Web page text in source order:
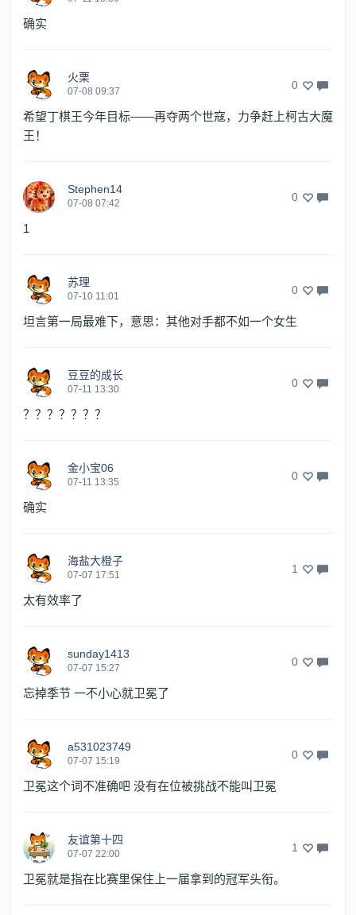
确实
火栗
07-08 09:37 0
希望丁棋王今年目标——再夺两个世寇，力争赶上柯古大魔
王！
Stephen14
07-08 07:42 0
1
苏理
07-10 11:01 0
坦言第一局最难下，意思：其他对手都不如一个女生
豆豆的成长
07-11 13:30 0
？？？？？？？
金小宝06
07-11 13:35 0
确实
海盐大橙子
07-07 17:51 1
太有效率了
sunday1413
07-07 15:27 0
忘掉季节 一不小心就卫冕了
a531023749
07-07 15:19 0
卫冕这个词不准确吧 没有在位被挑战不能叫卫冕
友谊第十四
07-07 22:00 1
卫冕‌就是指在比赛里保住上一届拿到的冠军头衔。